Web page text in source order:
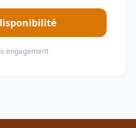
engagement